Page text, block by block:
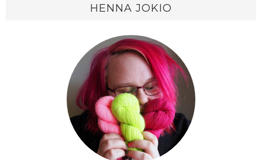
HENNA JOKIO